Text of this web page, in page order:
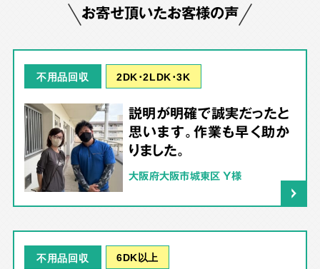
お寄せ頂いたお客様の声
不用品回収 2DK･2LDK･3K
説明が明確で誠実だったと
思います。作業も早く助か
りました。
大阪府大阪市城東区 Y様
不用品回収 6DK以上